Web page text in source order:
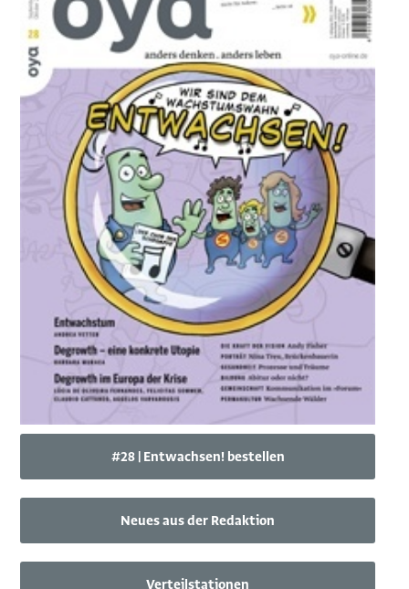
#28 | Entwachsen! bestellen
Neues aus der Redaktion
Verteilstationen